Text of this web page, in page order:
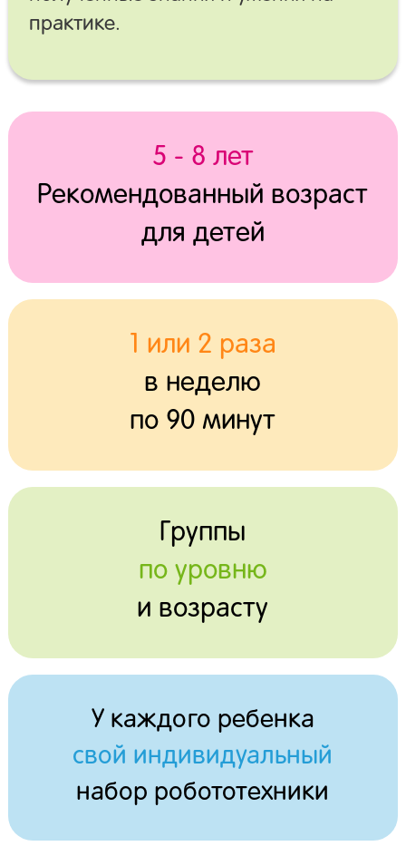
практике.
5 - 8 лет
Рекомендованный возраст
для детей
1 или 2 раза
в неделю
по 90 минут
Группы
по уровню
и возрасту
У каждого ребенка
свой индивидуальный
набор робототехники